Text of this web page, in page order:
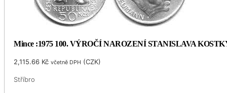
Mince :1975 100. VÝROČÍ NAROZENÍ STANISLAVA
2,115.66 Kč včetně DPH (CZK)
Stříbro